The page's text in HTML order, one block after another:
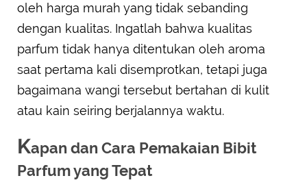
oleh harga murah yang tidak sebanding
dengan kualitas. Ingatlah bahwa kualitas
parfum tidak hanya ditentukan oleh aroma
saat pertama kali disemprotkan, tetapi juga
bagaimana wangi tersebut bertahan di kulit
atau kain seiring berjalannya waktu.
Kapan dan Cara Pemakaian Bibit
Parfum yang Tepat